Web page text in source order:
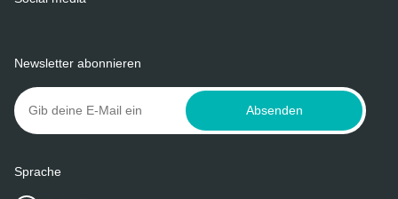
Newsletter abonnieren
Absenden
Sprache